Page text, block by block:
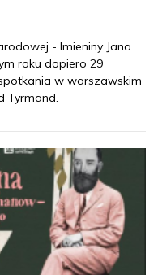
- Imieniny Jana
roku dopiero 29
w warszawskim
Tyrmand.